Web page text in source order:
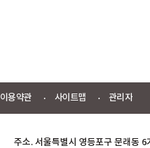
이용약관 사이트맵 관리자
주소. 서울특별시 영등포구 문래동